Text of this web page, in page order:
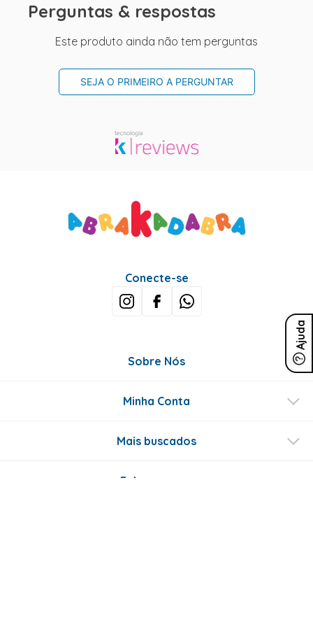
Perguntas & respostas
Este produto ainda não tem perguntas
SEJA O PRIMEIRO A PERGUNTAR
Ajuda
Conecte-se
Sobre Nós
Minha Conta
Mais buscados
Fale conosco